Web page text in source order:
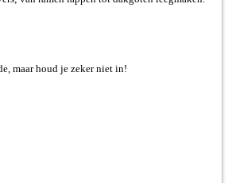
maar houd je zeker niet in!